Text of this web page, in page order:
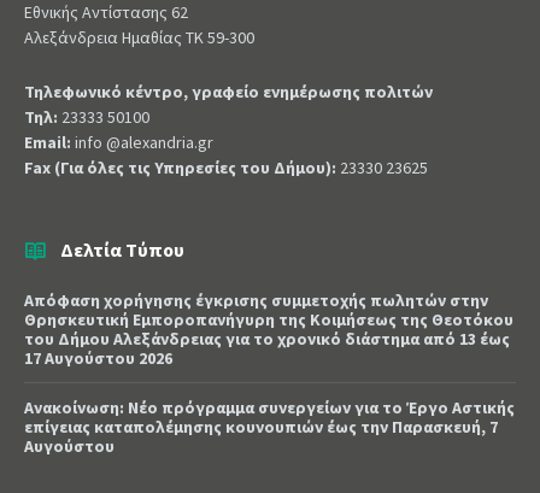
Εθνικής Αντίστασης 62
Αλεξάνδρεια Ημαθίας ΤΚ 59-300
Τηλεφωνικό κέντρο, γραφείο ενημέρωσης πολιτών
Τηλ: 23333 50100
Email: info @alexandria.gr
Fax (Για όλες τις Υπηρεσίες του Δήμου): 23330 23625
Δελτία Τύπου
Απόφαση χορήγησης έγκρισης συμμετοχής πωλητών στην
Θρησκευτική Εμποροπανήγυρη της Κοιμήσεως της Θεοτόκου
του Δήμου Αλεξάνδρειας για το χρονικό διάστημα από 13 έως
17 Αυγούστου 2026
Ανακοίνωση: Νέο πρόγραμμα συνεργείων για το Έργο Αστικής
επίγειας καταπολέμησης κουνουπιών έως την Παρασκευή, 7
Αυγούστου